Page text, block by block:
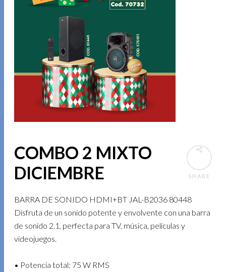
SHARE
COMBO 2 MIXTO
DICIEMBRE
BARRA DE SONIDO HDMI+BT JAL-B2036 80448
Disfruta de un sonido potente y envolvente con una barra
de sonido 2.1, perfecta para TV, música, películas y
videojuegos.
• Potencia total: 75 W RMS